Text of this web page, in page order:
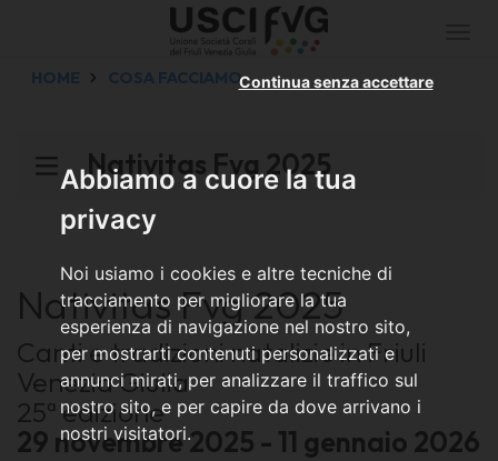
Abbiamo a cuore la tua
privacy
Noi usiamo i cookies e altre tecniche di
tracciamento per migliorare la tua
esperienza di navigazione nel nostro sito,
per mostrarti contenuti personalizzati e
annunci mirati, per analizzare il traffico sul
nostro sito, e per capire da dove arrivano i
nostri visitatori.
Continua senza accettare
HOME COSA FACCIAMO
Nativitas Fvg 2025
Nativitas Fvg 2025
Canti e tradizioni natalizie in Friuli
Venezia Giulia
25ª edizione
29 novembre 2025 - 11 gennaio 2026